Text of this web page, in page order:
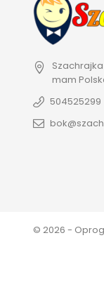
mam
504525299
© 2026 -